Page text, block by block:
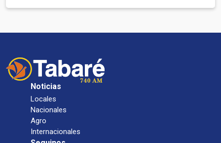
Noticias
Locales
Nacionales
Agro
Internacionales